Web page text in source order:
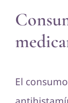
El